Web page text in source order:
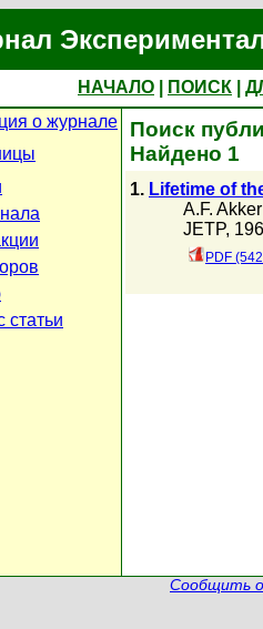
НАЧАЛО ПОИСК
о журнале
статьи
Поиск
Найдено 1
1. Lifetime of
A.F.
JETP,
PDF
Сообщить о